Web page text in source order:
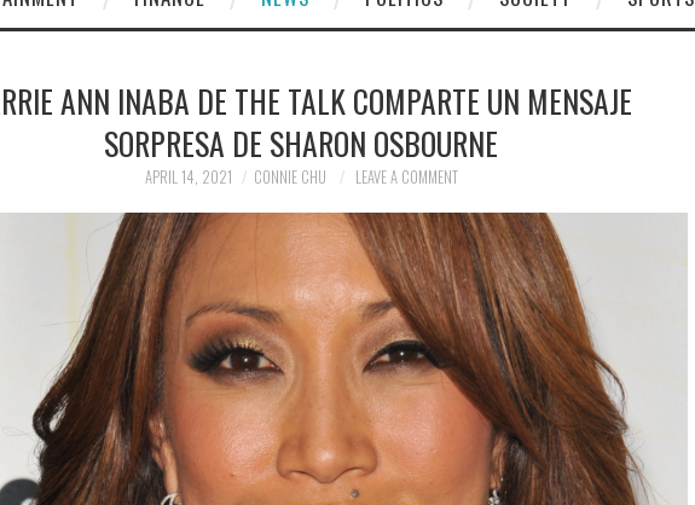
ANN INABA DE THE TALK COMPARTE UN MENSAJE
SORPRESA DE SHARON OSBOURNE
APRIL 14, 2021 CONNIE CHU LEAVE A COMMENT